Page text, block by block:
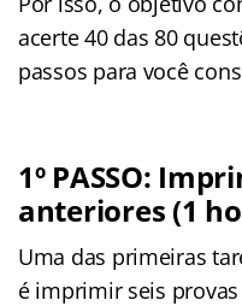
acerte 40 das 80
passos para você
1º PASSO:
anteriores (1
Uma das primeiras
é imprimir seis